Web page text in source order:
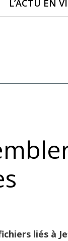
L’ACTU EN
liés à